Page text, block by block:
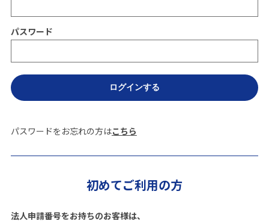
パスワード
パスワードをお忘れの方はこちら
初めてご利用の方
法人申請番号をお持ちのお客様は、